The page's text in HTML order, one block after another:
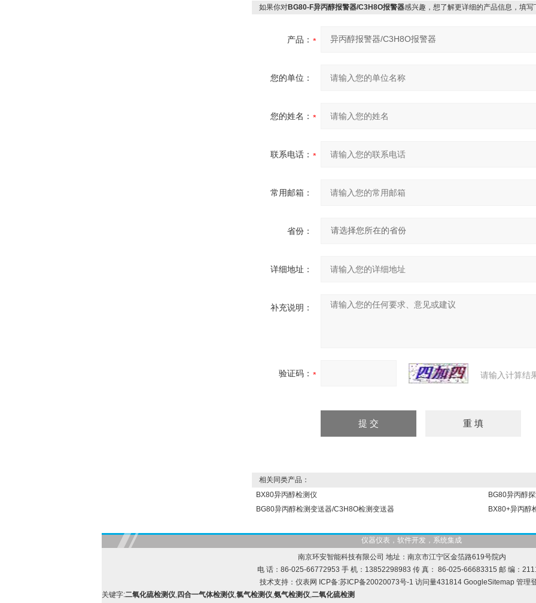
如果你对BG80-F异丙醇报警器/C3H8O报警器感兴趣，想了解更详细的产品信息，填写
产品：
您的单位：
您的姓名：
联系电话：
常用邮箱：
省份：
详细地址：
补充说明：
验证码： 请输入计算结
相关同类产品：
BX80异丙醇检测仪
BG80异丙醇
BG80异丙醇检测变送器/C3H8O检测变送器
BX80+异丙醇
仪器仪表，软件开发，系统集成
南京环安智能科技有限公司 地址：南京市江宁区金箔路619号院内
电 话：86-025-66772953 手 机：13852298983 传 真： 86-025-66683315 邮 编：
技术支持： 仪表网 ICP备:苏ICP备20020073号-1 访问量431814 GoogleSitemap 管理
关键字:二氧化硫检测仪,四合一气体检测仪,氯气检测仪,氨气检测仪,二氧化硫检测